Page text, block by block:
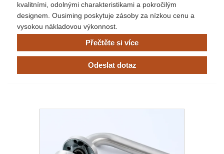
kvalitními, odolnými charakteristikami a pokročilým
designem. Ousiming poskytuje zásoby za nízkou cenu a
vysokou nákladovou výkonnost.
Přečtěte si více
Odeslat dotaz